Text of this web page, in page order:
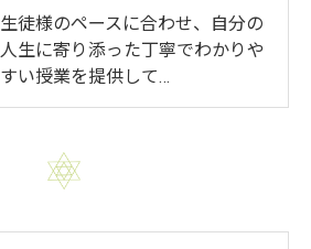
生徒様のペースに合わせ、自分の
人生に寄り添った丁寧でわかりや
すい授業を提供して…